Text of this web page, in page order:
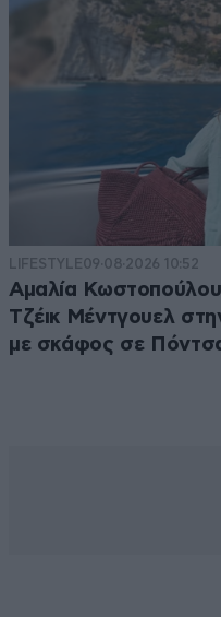
LIFESTYLE09·08·2026 10:52
Αμαλία
Τζέικ Μέντγουελ
με σκάφος σε Πόντσα